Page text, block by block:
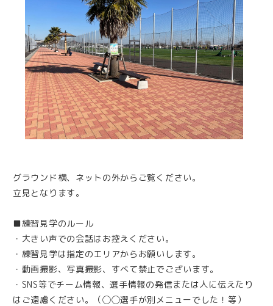
グラウンド横、ネットの外からご覧ください。
立見となります。
■練習見学のルール
・大きい声での会話はお控えください。
・練習見学は指定のエリアからお願いします。
・動画撮影、写真撮影、すべて禁止でございます。
・SNS等でチーム情報、選手情報の発信または人に伝えたり
はご遠慮ください。（◯◯選手が別メニューでした！等）